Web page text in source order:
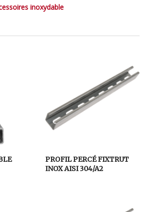
inoxydable
PROFIL PERCÉ FIXTRUT
INOX AISI 304/A2